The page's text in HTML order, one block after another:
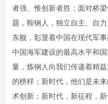
者强、惟创新者胜；面对桥
题，鞍钢人，独立自主、自
东舰，彰显着中国在现代军
中国海军建设的最高水平和
量，炼钢人向我们传递着精
的榜样；新时代，他们是未
术创新；新时代，新征程，